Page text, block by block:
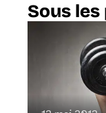
Sous